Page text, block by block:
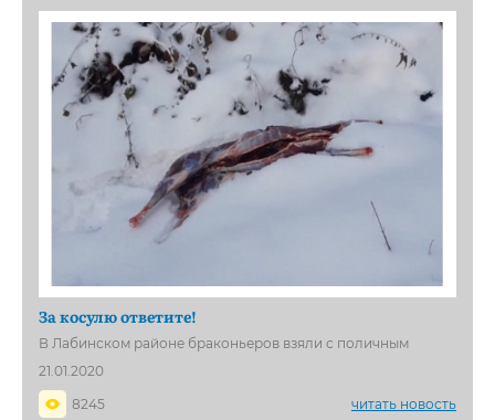
За косулю ответите!
В Лабинском районе браконьеров взяли с поличным
21.01.2020
8245
читать новость